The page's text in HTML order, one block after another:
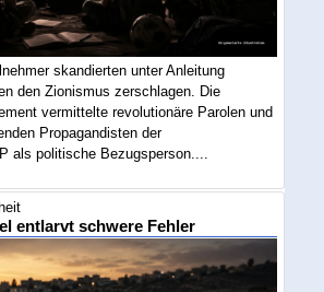
skandierten unter Anleitung
den Zionismus zerschlagen. Die
vermittelte revolutionäre Parolen und
Propagandisten der
als politische Bezugsperson....
entlarvt schwere Fehler